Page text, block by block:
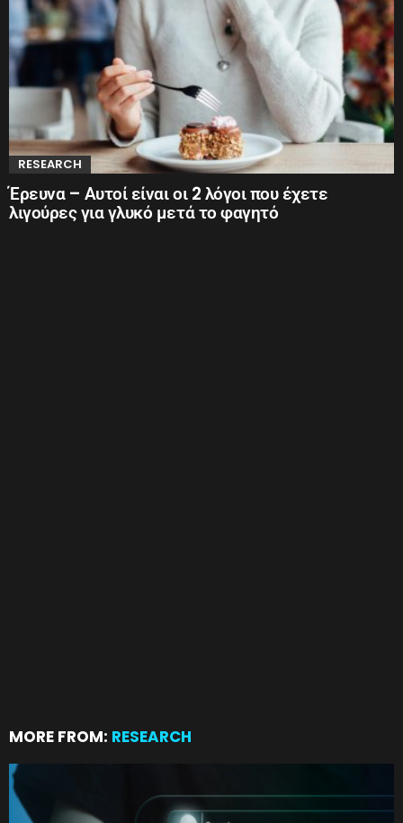
RESEARCH
Έρευνα – Αυτοί είναι οι 2 λόγοι που έχετε
λιγούρες για γλυκό μετά το φαγητό
MORE FROM: RESEARCH